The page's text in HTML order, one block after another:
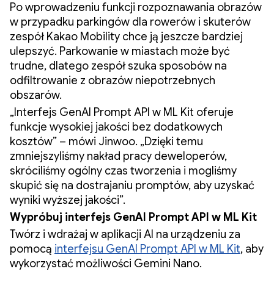
Po wprowadzeniu funkcji rozpoznawania obrazów
w przypadku parkingów dla rowerów i skuterów
zespół Kakao Mobility chce ją jeszcze bardziej
ulepszyć. Parkowanie w miastach może być
trudne, dlatego zespół szuka sposobów na
odfiltrowanie z obrazów niepotrzebnych
obszarów.
„Interfejs GenAI Prompt API w ML Kit oferuje
funkcje wysokiej jakości bez dodatkowych
kosztów” – mówi Jinwoo. „Dzięki temu
zmniejszyliśmy nakład pracy deweloperów,
skróciliśmy ogólny czas tworzenia i mogliśmy
skupić się na dostrajaniu promptów, aby uzyskać
wyniki wyższej jakości”.
Wypróbuj interfejs GenAI Prompt API w ML Kit
Twórz i wdrażaj w aplikacji AI na urządzeniu za
pomocą interfejsu GenAI Prompt API w ML Kit, aby
wykorzystać możliwości Gemini Nano.